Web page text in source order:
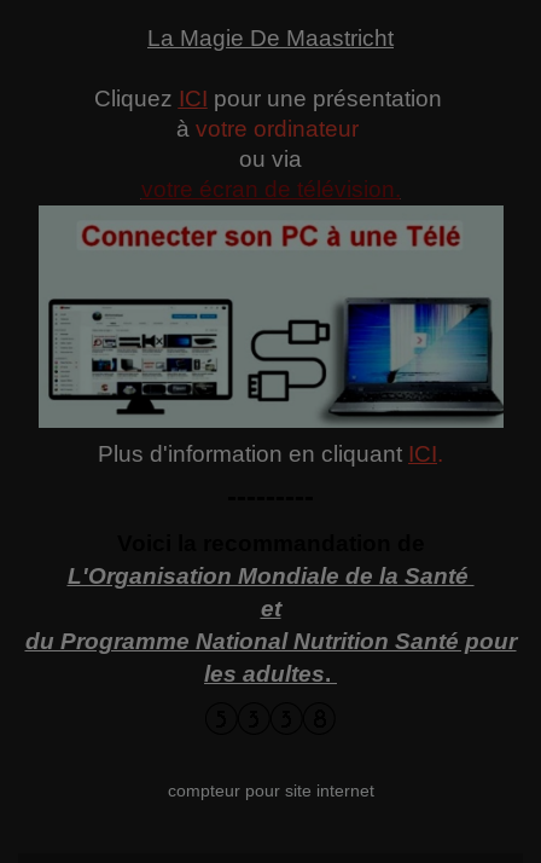
La Magie De Maastricht
Cliquez ICI pour une présentation
à votre ordinateur
ou via
votre écran de télévision.
Plus d'information en cliquant ICI.
L'Organisation Mondiale de la Santé
et
du Programme National Nutrition Santé pour
les adultes.
compteur pour site internet